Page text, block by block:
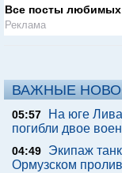
Все посты любимых
Реклама
ВАЖНЫЕ
05:57
На юге
погибли двое
04:49
Экипаж
Ормузском